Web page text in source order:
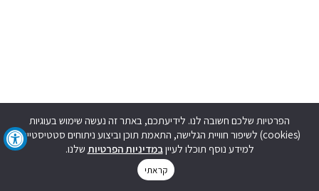
הפרטיות שלכם חשובה לנו. לידיעתכם, באתר זה נעשה שימוש בעוגיות
(cookies) לשיפור חוויית הגלישה, התאמת תוכן וביצוע ניתוחים סטטיסטיים.
למידע נוסף תוכלו לעייןבמדיניות הפרטיות שלנו.
קראתי